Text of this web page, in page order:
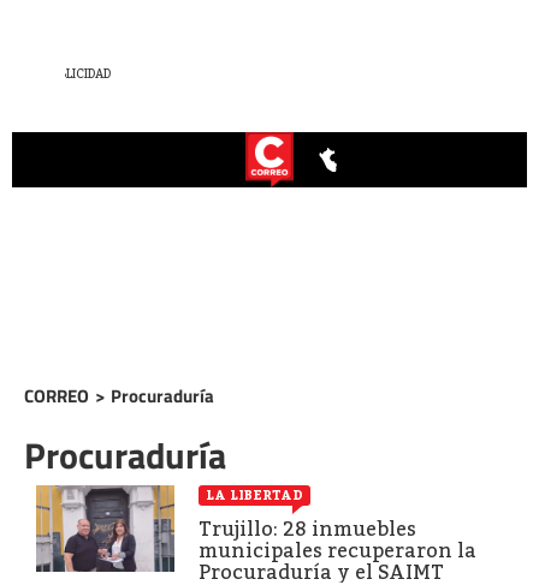
CORREO > Procuraduría
Procuraduría
LA LIBERTAD
Trujillo: 28 inmuebles
municipales recuperaron la
Procuraduría y el SAIMT